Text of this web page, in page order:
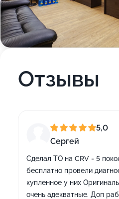
Отзывы
5,0
Сергей
Сделал ТО на CRV - 5
бесплатно провели
купленное у них
очень адекватные. Доп